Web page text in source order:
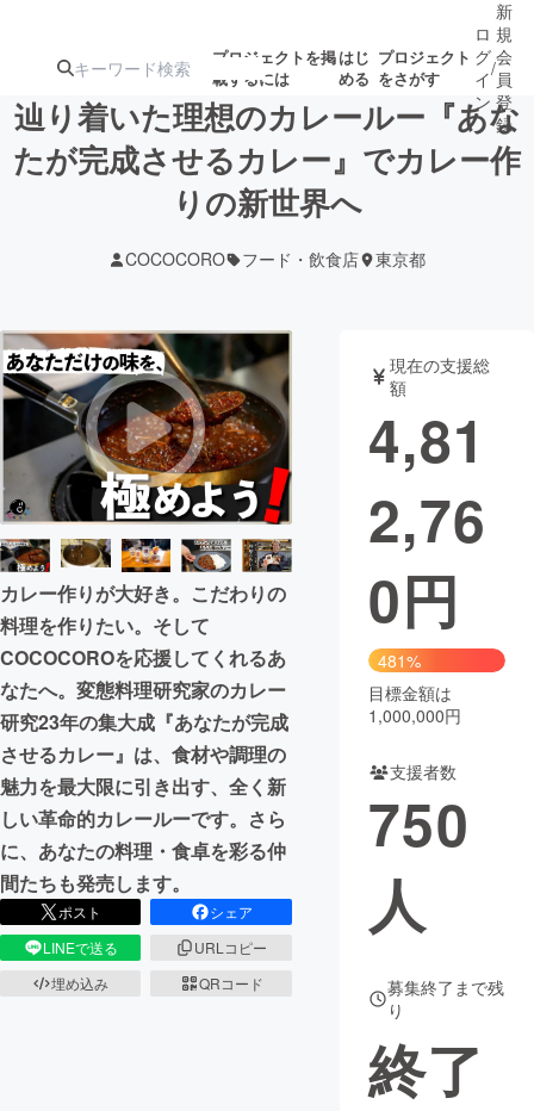
プロジェクトを掲
載するには
はじ
める
プロジェクト
をさがす
注目の新着プロ募集終了が近いプ
テクノロジー・ガジェット
映像・映画 書籍・雑誌
ビジネス・起業 チャレンジ
まちづくり・地域活性化
CAMPFIRE for Social Good
CAMPFIRE Creation
CAMPFIREふるさと納税machi-ya コミュニティ
ロ
グ
イ
ン
/
新
規
会
員
登
録
辿り着いた理想のカレールー『あな
たが完成させるカレー』でカレー作
りの新世界へ
COCOCORO フード・飲食店 東京都
カレー作りが大好き。こだわりの
料理を作りたい。そして
COCOCOROを応援してくれるあ
なたへ。変態料理研究家のカレー
研究23年の集大成『あなたが完成
させるカレー』は、食材や調理の
魅力を最大限に引き出す、全く新
しい革命的カレールーです。さら
に、あなたの料理・食卓を彩る仲
間たちも発売します。
ポスト
シェア
LINEで送る
URLコピー
埋め込み
QRコード
現在の支援総
額
4,81
2,76
0円
481%
目標金額は
1,000,000円
支援者数
750
人
募集終了まで残
り
終了